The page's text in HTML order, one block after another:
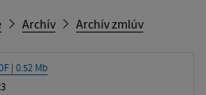
Archív Archív zmlúv
| 0.52 Mb